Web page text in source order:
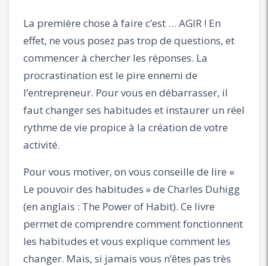
La première chose à faire c’est … AGIR ! En
effet, ne vous posez pas trop de questions, et
commencer à chercher les réponses. La
procrastination est le pire ennemi de
l’entrepreneur. Pour vous en débarrasser, il
faut changer ses habitudes et instaurer un réel
rythme de vie propice à la création de votre
activité.
Pour vous motiver, on vous conseille de lire «
Le pouvoir des habitudes » de Charles Duhigg
(en anglais : The Power of Habit). Ce livre
permet de comprendre comment fonctionnent
les habitudes et vous explique comment les
changer. Mais, si jamais vous n’êtes pas très